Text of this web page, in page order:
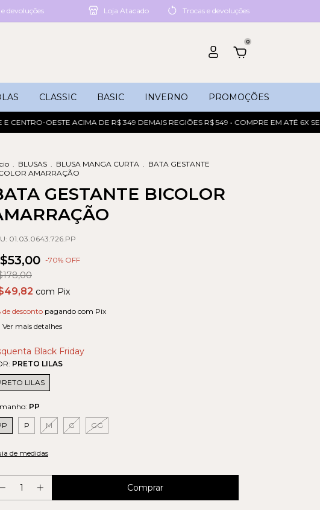
devoluções Loja Atacado Trocas e devoluções
0
CLASSIC BASIC INVERNO PROMOÇÕES
OESTE ACIMA DE R$ 349 DEMAIS REGIÕES R$ 549 • COMPRE EM ATÉ 6X SEM
BLUSAS BLUSA MANGA CURTA
BATA GESTANTE
AMARRAÇÃO
GESTANTE BICOLOR
01.03.0643.726.PP
-70% OFF
com Pix
de desconto pagando com Pix
Ver mais detalhes
Black Friday
PRETO LILAS
LILAS
PP
P M G GG
de medidas